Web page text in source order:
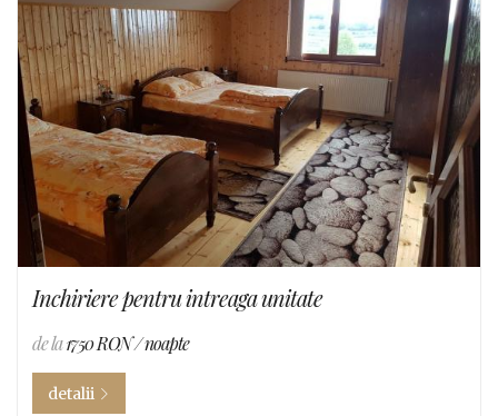
Inchiriere pentru intreaga unitate
de la1750 RON/ noapte
detalii